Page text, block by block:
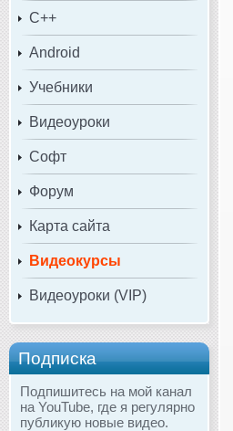
C++
Android
Учебники
Видеоуроки
Софт
Форум
Карта сайта
Видеокурсы
Видеоуроки (VIP)
Подписка
Подпишитесь на мой канал
на YouTube, где я регулярно
публикую новые видео.